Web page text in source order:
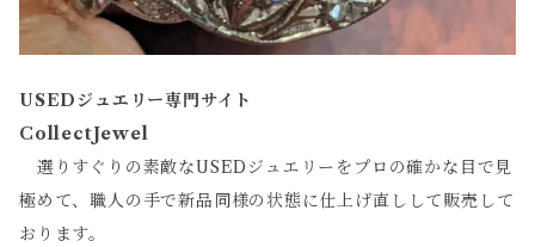
USEDジュエリー専門サイト
CollectJewel
選りすぐりの素敵なUSEDジュエリーをプロの確かな目で見
極めて、職人の手で新品同様の状態に仕上げ直しして販売して
おります。